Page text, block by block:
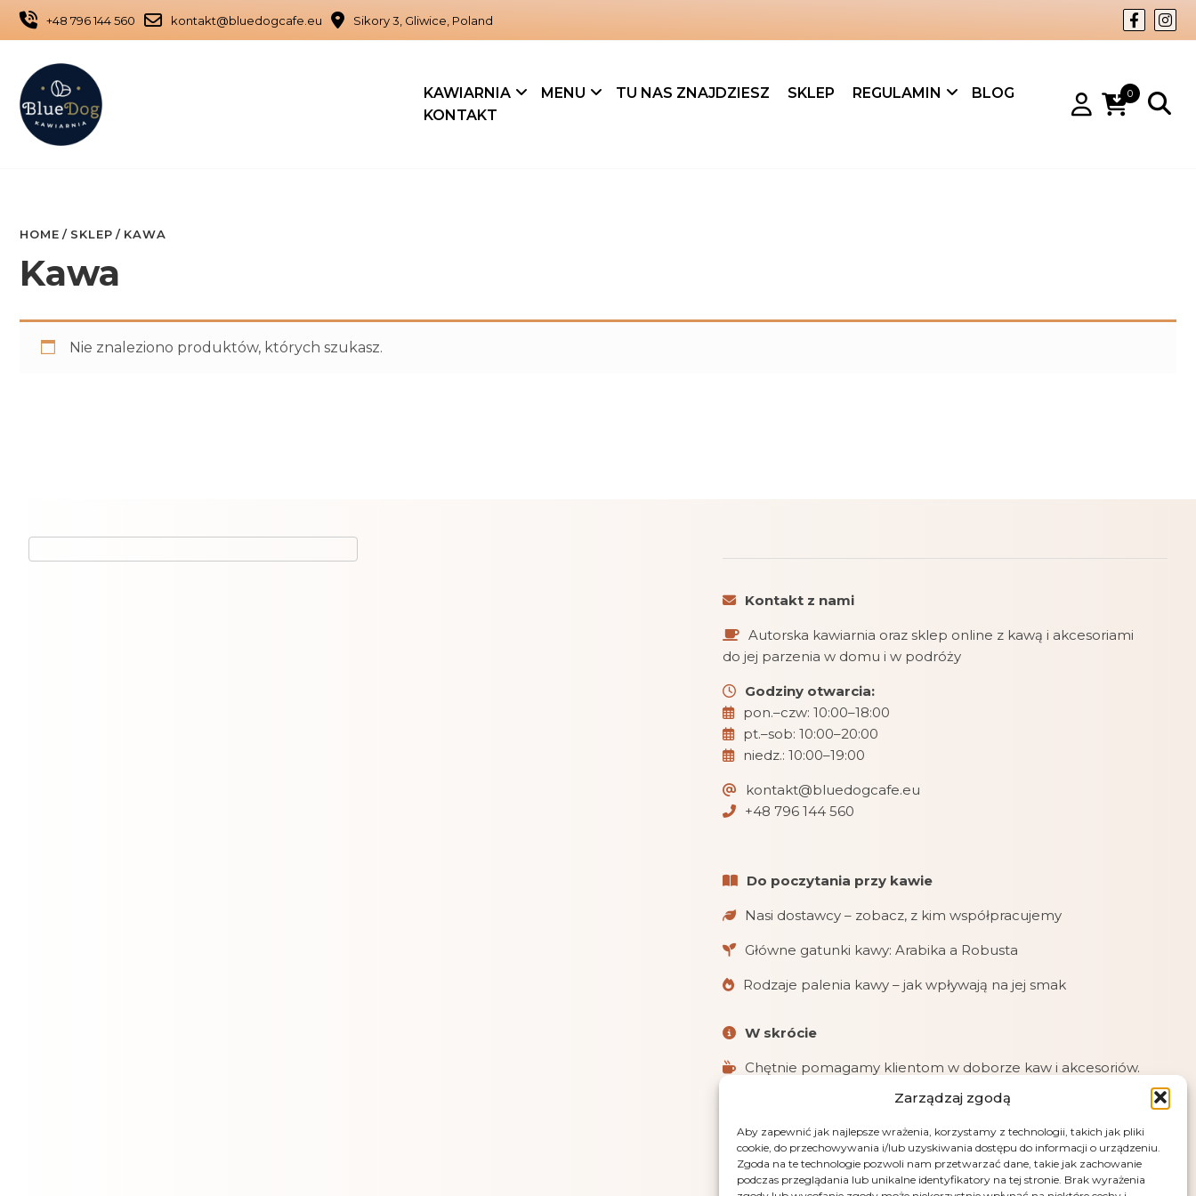
Zarządzaj zgodą
Aby zapewnić jak najlepsze wrażenia, korzystamy z technologii, takich jak pliki
cookie, do przechowywania i/lub uzyskiwania dostępu do informacji o urządzeniu.
Zgoda na te technologie pozwoli nam przetwarzać dane, takie jak zachowanie
podczas przeglądania lub unikalne identyfikatory na tej stronie. Brak wyrażenia
Skip
content
+48 796 144 560 kontakt@bluedogcafe.eu Sikory 3, Gliwice, Poland
KAWIARNIA MENU TU NAS ZNAJDZIESZ SKLEP REGULAMIN
BLOG
KONTAKT
0
HOME SKLEP KAWA
Kawa
Nie znaleziono produktów, których szukasz.
Kontakt z nami
Autorska kawiarnia oraz sklep online z kawą i akcesoriami
do jej parzenia w domu i w podróży
Godziny otwarcia:
pon.–czw: 10:00–18:00
pt.–sob: 10:00–20:00
niedz.: 10:00–19:00
kontakt@bluedogcafe.eu
+48 796 144 560
Do poczytania przy kawie
Nasi dostawcy – zobacz, z kim współpracujemy
Główne gatunki kawy: Arabika a Robusta
Rodzaje palenia kawy – jak wpływają na jej smak
W skrócie
Chętnie pomagamy klientom w doborze kaw i akcesoriów.
Realizujemy zamówienia online, mailowe i telefoniczne.
Obsługujemy płatności: kartą, przelewem (PayU), pobraniem
i gotówką przy odbiorze.